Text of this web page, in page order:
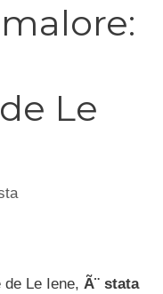
Le
Le Iene, Ã¨ stata